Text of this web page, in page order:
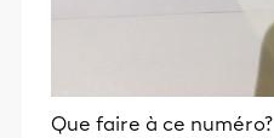
Que faire à ce numéro?